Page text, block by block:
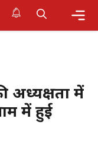
अध्यक्षता में
में हुई